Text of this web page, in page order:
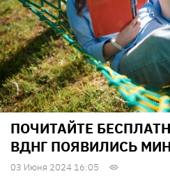
ПОЧИТАЙТЕ
ВДНГ ПОЯВИЛИСЬ
03 Июня 2024 16:05